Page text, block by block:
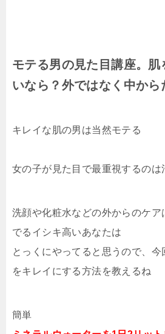
モテる男の見た目講座。
いなら？外ではなく中から
キレイな肌の男は当然モテる
女の子が見た目で最重視するのは
洗顔や化粧水などの外からのケア
でるイシキ高いあなたは
とっくにやってると思うので、
をキレイにする方法を教えるね
簡単